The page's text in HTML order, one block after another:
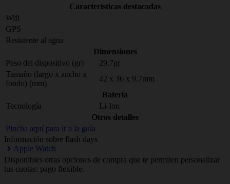
Características destacadas
Wifi
GPS
Resistente al agua
Dimensiones
Peso del dispositivo (gr)
29.7gr
Tamaño (largo x ancho x
fondo) (mm)
42 x 36 x 9.7mm
Bateria
Tecnología
Li-Ion
Otros detalles
Pincha aquí para ir a la guía
Información sobre flash days
Apple Watch
Disponibles otras opciones de compra que te permiten personalizar
tus cuotas: pago flexible.